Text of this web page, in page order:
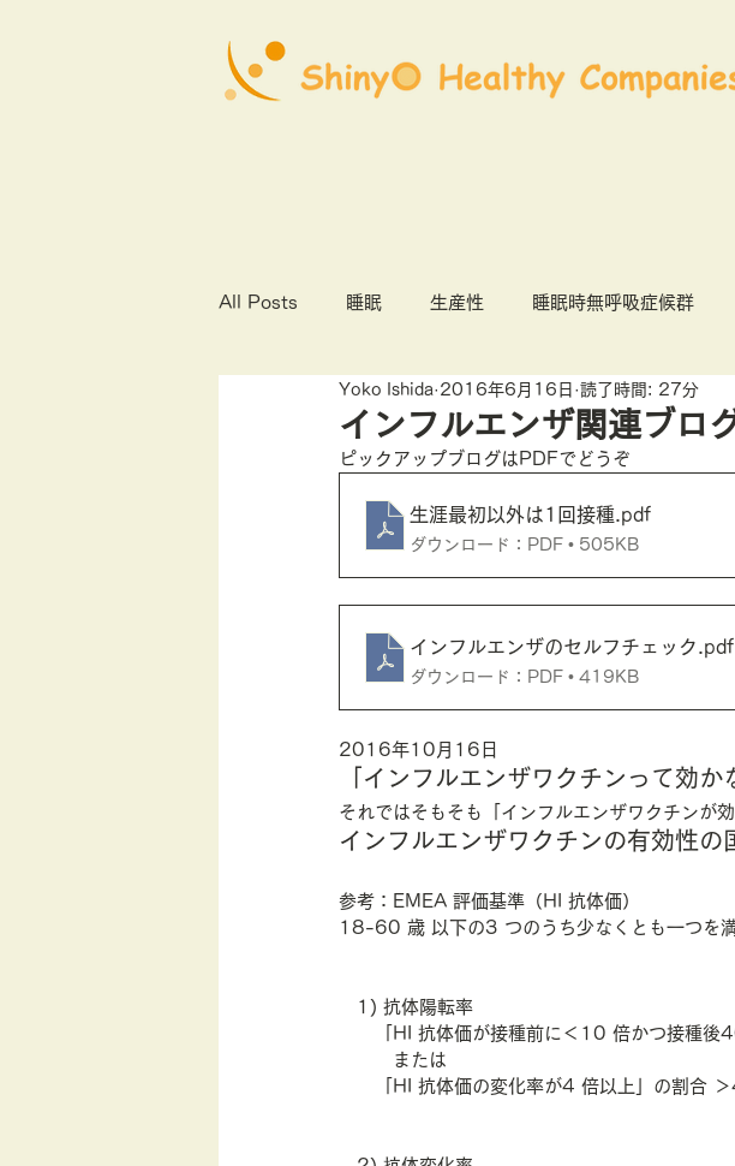
All Posts 睡眠 生産性 睡眠時無呼吸症候群
心理社会的安全性 COVID19 健康経営
インフルエンザ関連ブ
Yoko Ishida 2016年6月16日 読了時間: 27分
ピックアップブログはPDFでどうぞ
生涯最初以外は1回接種 .pdf
ダウンロード：PDF • 505KB
インフルエンザのセルフチェック .pdf
ダウンロード：PDF • 419KB
2016年10月16日
「インフルエンザワクチンって効か
それではそもそも「インフルエンザワクチンが
インフルエンザワクチンの有効性の
参考：EMEA 評価基準（HI 抗体価）
18-60 歳 以下の3 つのうち少なくとも一つを
1) 抗体陽転率
「HI 抗体価が接種前に＜10 倍かつ接種後
または
「HI 抗体価の変化率が4 倍以上」の割合